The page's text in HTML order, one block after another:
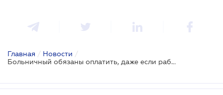
Главная / Новости /
Больничный обязаны оплатить, даже если работник заболел во время простоя предприятия